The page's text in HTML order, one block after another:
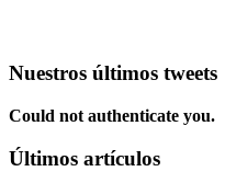
Nuestros últimos tweets
Could not authenticate you.
Últimos artículos